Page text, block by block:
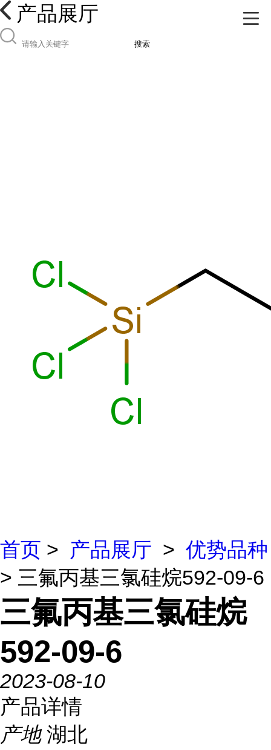
产品展厅
搜索
首页 > 产品展厅 > 优势品种
> 三氟丙基三氯硅烷592-09-6
三氟丙基三氯硅烷
592-09-6
2023-08-10
产品详情
产地 湖北